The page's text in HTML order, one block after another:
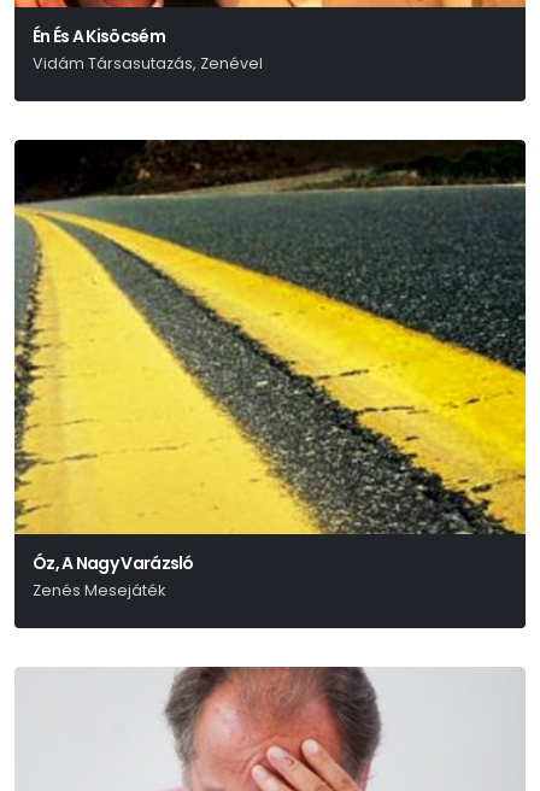
Én És A Kisöcsém
Vidám Társasutazás, Zenével
Óz, A Nagy Varázsló
Zenés Mesejáték